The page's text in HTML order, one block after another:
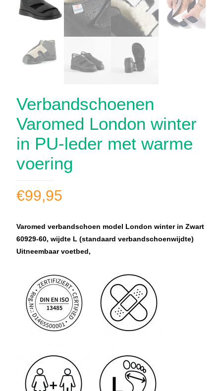
Verbandschoenen
Varomed London winter
in PU-leder met warme
voering
€99,95
Varomed verbandschoen model London winter in Zwart
60929-60, wijdte L (standaard verbandschoenwijdte)
Uitneembaar voetbed,